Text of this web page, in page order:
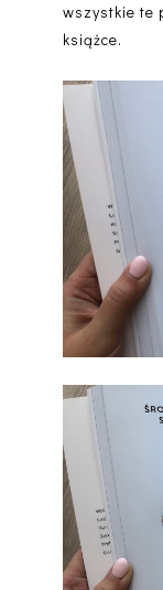
wszystkie te
książce.